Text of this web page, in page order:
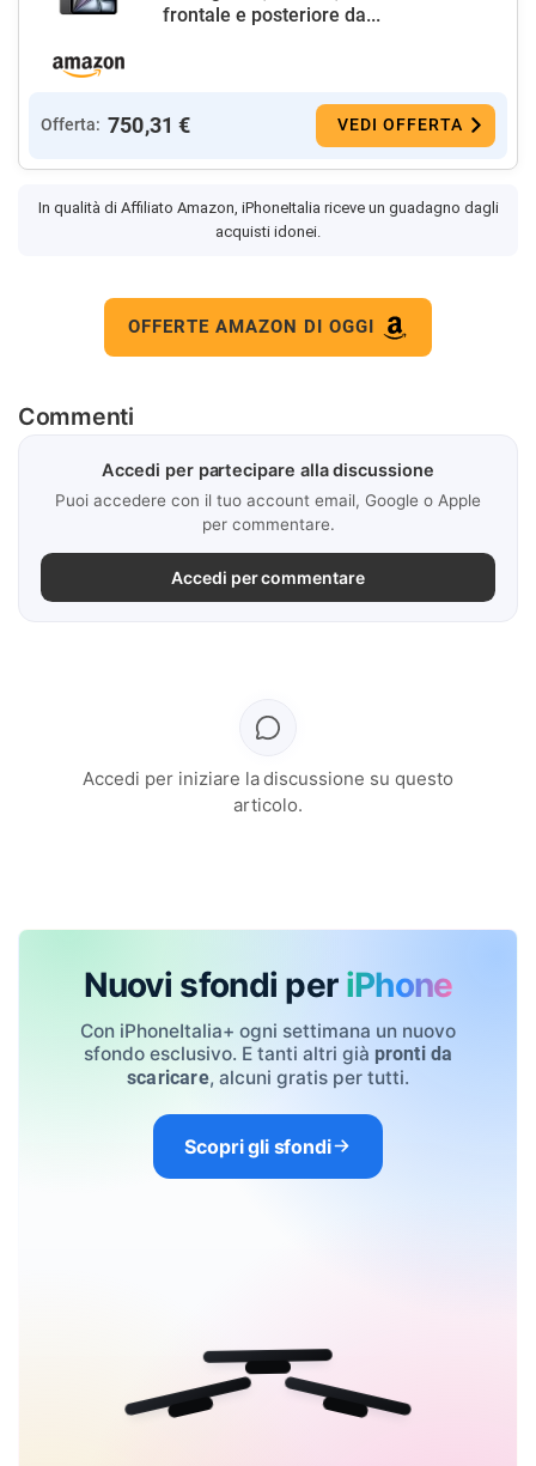
frontale e posteriore da...
Offerta: 750,31 € VEDI OFFERTA
In qualità di Affiliato Amazon, iPhoneItalia riceve un guadagno dagli
acquisti idonei.
OFFERTE AMAZON DI OGGI
Commenti
Accedi per partecipare alla discussione
Puoi accedere con il tuo account email, Google o Apple
per commentare.
Accedi per commentare
Accedi per iniziare la discussione su questo
articolo.
Nuovi sfondi per iPhone
Con iPhoneItalia+ ogni settimana un nuovo
sfondo esclusivo. E tanti altri già pronti da
scaricare, alcuni gratis per tutti.
Scopri gli sfondi